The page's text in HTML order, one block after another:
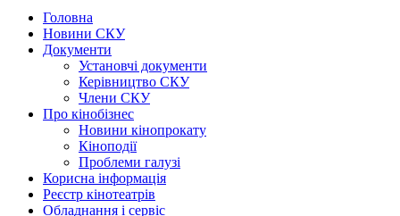
Головна
Новини СКУ
Документи
Установчі документи
Керівництво СКУ
Члени СКУ
Про кінобізнес
Новини кінопрокату
Кіноподії
Проблеми галузі
Корисна інформація
Реєстр кінотеатрів
Обладнання і сервіс